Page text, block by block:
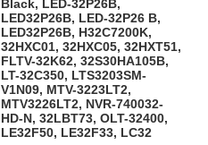
Black, LED-32P26B,
LED32P26B, LED-32P26 B,
LED32P26B, H32C7200K,
32HXC01, 32HXC05, 32HXT51,
FLTV-32K62, 32S30HA105B,
LT-32C350, LTS3203SM-
V1N09, MTV-3223LT2,
MTV3226LT2, NVR-740032-
HD-N, 32LBT73, OLT-32400,
LE32F50, LE32F33, LC32